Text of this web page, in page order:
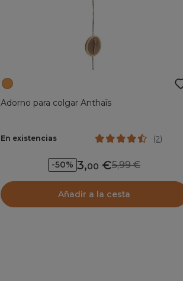
Adorno para colgar Anthaïs
En existencias (2)
-50% 3,00 5,99
Añadir a la cesta